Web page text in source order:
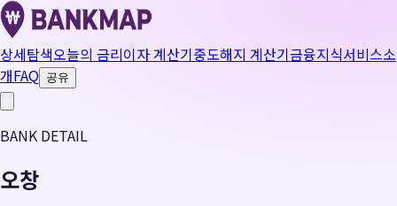
상세탐색오늘의 금리이자 계산기중도해지 계산기금융지식서비스소
개FAQ 공유
BANK DETAIL
오창